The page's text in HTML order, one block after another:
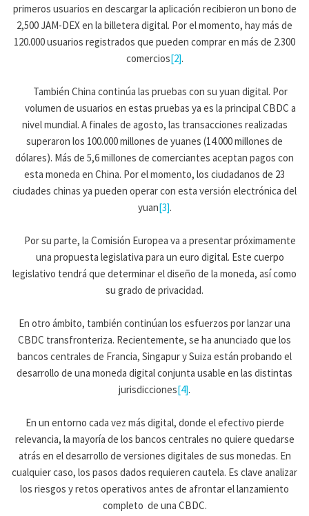
primeros usuarios en descargar la aplicación recibieron un bono de
2,500 JAM-DEX en la billetera digital. Por el momento, hay más de
120.000 usuarios registrados que pueden comprar en más de 2.300
comercios[2].
También China continúa las pruebas con su yuan digital. Por
volumen de usuarios en estas pruebas ya es la principal CBDC a
nivel mundial. A finales de agosto, las transacciones realizadas
superaron los 100.000 millones de yuanes (14.000 millones de
dólares). Más de 5,6 millones de comerciantes aceptan pagos con
esta moneda en China. Por el momento, los ciudadanos de 23
ciudades chinas ya pueden operar con esta versión electrónica del
yuan[3].
Por su parte, la Comisión Europea va a presentar próximamente
una propuesta legislativa para un euro digital. Este cuerpo
legislativo tendrá que determinar el diseño de la moneda, así como
su grado de privacidad.
En otro ámbito, también continúan los esfuerzos por lanzar una
CBDC transfronteriza. Recientemente, se ha anunciado que los
bancos centrales de Francia, Singapur y Suiza están probando el
desarrollo de una moneda digital conjunta usable en las distintas
jurisdicciones[4].
En un entorno cada vez más digital, donde el efectivo pierde
relevancia, la mayoría de los bancos centrales no quiere quedarse
atrás en el desarrollo de versiones digitales de sus monedas. En
cualquier caso, los pasos dados requieren cautela. Es clave analizar
los riesgos y retos operativos antes de afrontar el lanzamiento
completo de una CBDC.